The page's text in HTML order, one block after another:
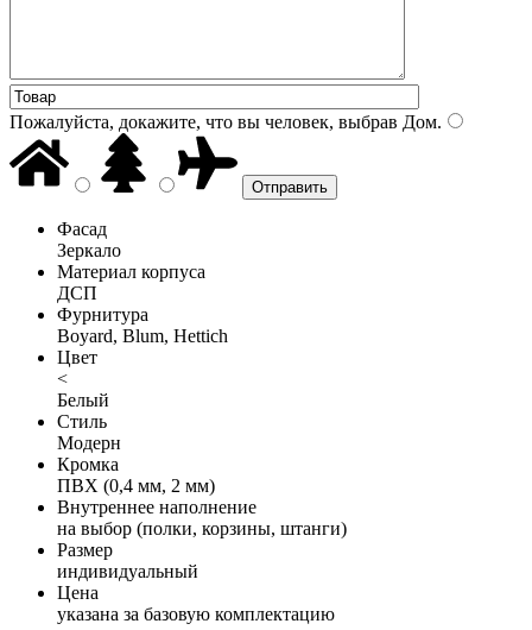
Пожалуйста, докажите, что вы человек, выбрав Дом.
Фасад
Зеркало
Материал корпуса
ДСП
Фурнитура
Boyard, Blum, Hettich
Цвет
<
Белый
Стиль
Модерн
Кромка
ПВХ (0,4 мм, 2 мм)
Внутреннее наполнение
на выбор (полки, корзины, штанги)
Размер
индивидуальный
Цена
указана за базовую комплектацию